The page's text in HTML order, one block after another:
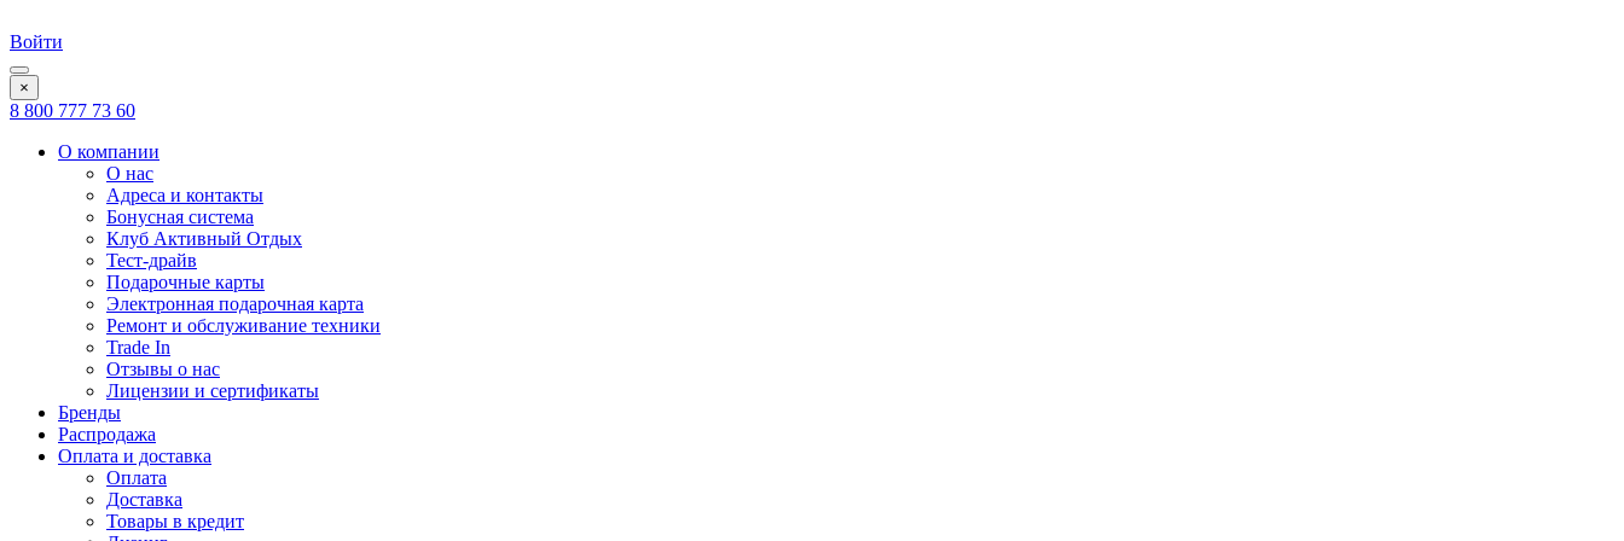
Войти
×
8 800 777 73 60
О компании
О нас
Адреса и контакты
Бонусная система
Клуб Активный Отдых
Тест-драйв
Подарочные карты
Электронная подарочная карта
Ремонт и обслуживание техники
Trade In
Отзывы о нас
Лицензии и сертификаты
Бренды
Распродажа
Оплата и доставка
Оплата
Доставка
Товары в кредит